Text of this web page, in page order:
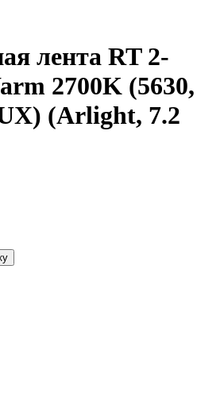
лента RT 2-
2700K (5630,
(Arlight, 7.2